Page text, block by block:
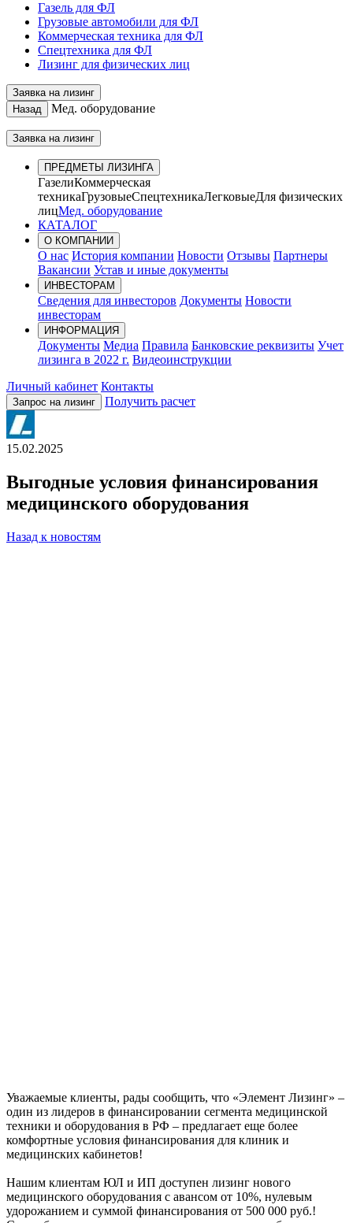
Газель для ФЛ
Грузовые автомобили для ФЛ
Коммерческая техника для ФЛ
Спецтехника для ФЛ
Лизинг для физических лиц
Заявка на лизинг
Назад
Мед. оборудование
Заявка на лизинг
ПРЕДМЕТЫ ЛИЗИНГА
ГазелиКоммерческая
техникаГрузовыеСпецтехникаЛегковыеДля физических
лицМед. оборудование
КАТАЛОГ
О КОМПАНИИ
О нас История компании Новости Отзывы Партнеры
Вакансии Устав и иные документы
ИНВЕСТОРАМ
Сведения для инвесторов Документы Новости
инвесторам
ИНФОРМАЦИЯ
Документы Медиа Правила Банковские реквизиты Учет
лизинга в 2022 г. Видеоинструкции
Личный кабинет Контакты
Запрос на лизинг Получить расчет
15.02.2025
Выгодные условия финансирования
медицинского оборудования
Назад к новостям
Уважаемые клиенты, рады сообщить, что «Элемент Лизинг» –
один из лидеров в финансировании сегмента медицинской
техники и оборудования в РФ – предлагает еще более
комфортные условия финансирования для клиник и
медицинских кабинетов!
Нашим клиентам ЮЛ и ИП доступен лизинг нового
медицинского оборудования с авансом от 10%, нулевым
удорожанием и суммой финансирования от 500 000 руб.!